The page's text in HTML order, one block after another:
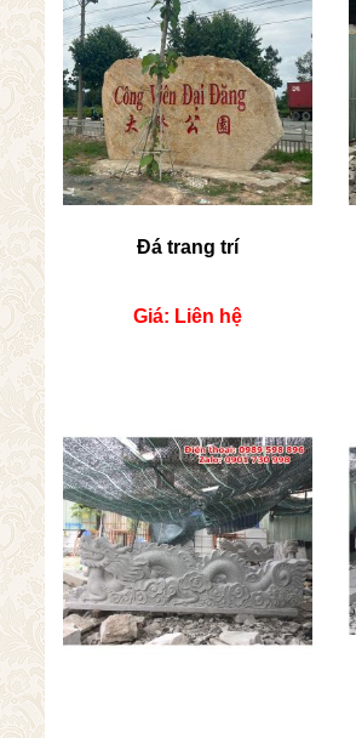
Đá trang trí
Giá: Liên hệ